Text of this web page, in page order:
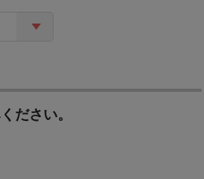
ださい。